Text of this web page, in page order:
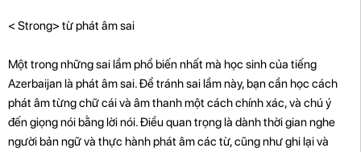
< Strong> từ phát âm sai
Một trong những sai lầm phổ biến nhất mà học sinh của tiếng
Azerbaijan là phát âm sai. Để tránh sai lầm này, bạn cần học cách
phát âm từng chữ cái và âm thanh một cách chính xác, và chú ý
đến giọng nói bằng lời nói. Điều quan trọng là dành thời gian nghe
người bản ngữ và thực hành phát âm các từ, cũng như ghi lại và